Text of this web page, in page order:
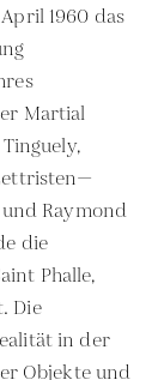
1960 das
Martial
Raymond
die
Phalle,
Die
in der
Objekte und